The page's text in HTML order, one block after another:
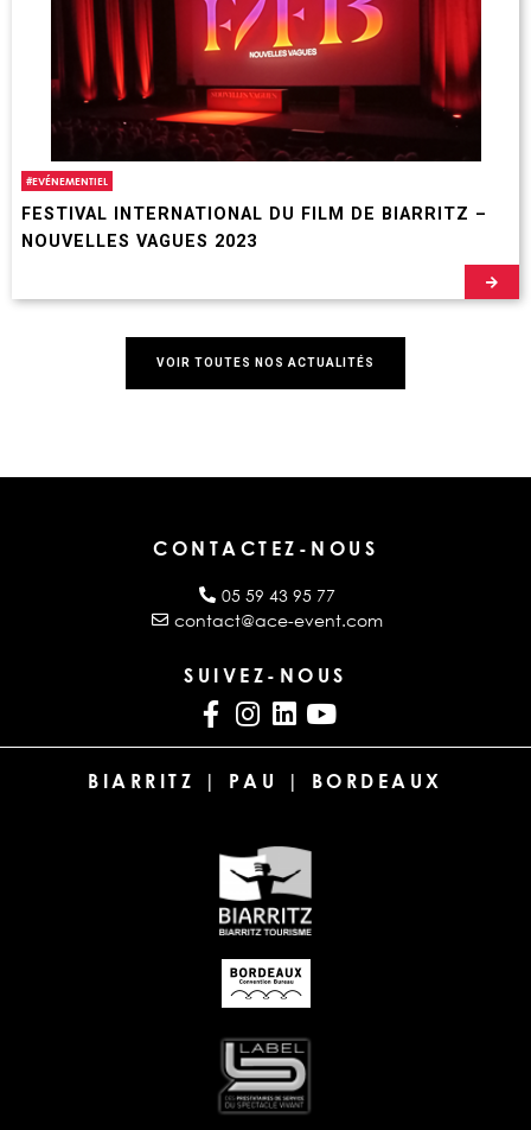
#EVÉNEMENTIEL
FESTIVAL INTERNATIONAL DU FILM DE BIARRITZ –
NOUVELLES VAGUES 2023
VOIR TOUTES NOS ACTUALITÉS
CONTACTEZ-NOUS
05 59 43 95 77
contact@ace-event.com
SUIVEZ-NOUS
BIARRITZ | PAU | BORDEAUX